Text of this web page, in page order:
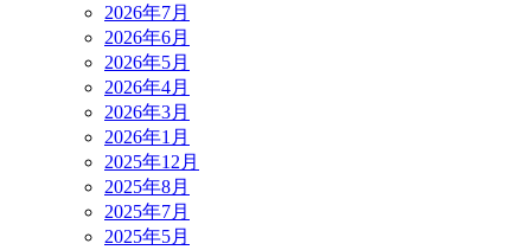
2026年7月
2026年6月
2026年5月
2026年4月
2026年3月
2026年1月
2025年12月
2025年8月
2025年7月
2025年5月